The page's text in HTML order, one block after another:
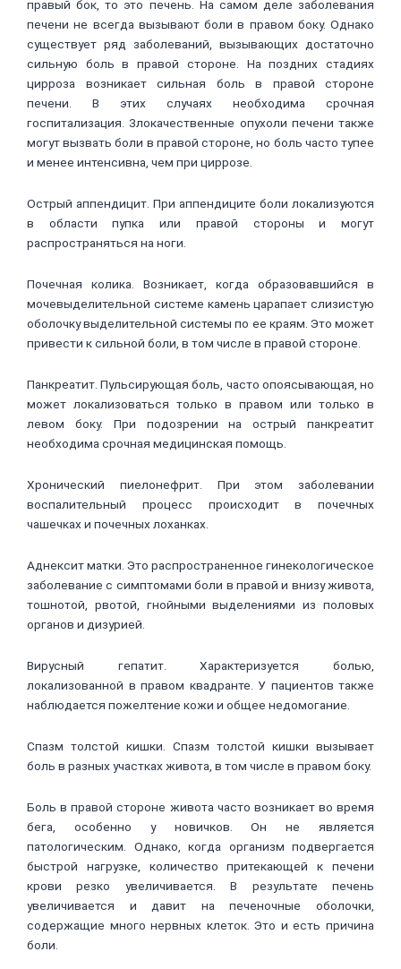
правый бок, то это печень. На самом деле заболевания
печени не всегда вызывают боли в правом боку. Однако
существует ряд заболеваний, вызывающих достаточно
сильную боль в правой стороне. На поздних стадиях
цирроза возникает сильная боль в правой стороне
печени. В этих случаях необходима срочная
госпитализация. Злокачественные опухоли печени также
могут вызвать боли в правой стороне, но боль часто тупее
и менее интенсивна, чем при циррозе.
Острый аппендицит. При аппендиците боли локализуются
в области пупка или правой стороны и могут
распространяться на ноги.
Почечная колика. Возникает, когда образовавшийся в
мочевыделительной системе камень царапает слизистую
оболочку выделительной системы по ее краям. Это может
привести к сильной боли, в том числе в правой стороне.
Панкреатит. Пульсирующая боль, часто опоясывающая, но
может локализоваться только в правом или только в
левом боку. При подозрении на острый панкреатит
необходима срочная медицинская помощь.
Хронический пиелонефрит. При этом заболевании
воспалительный процесс происходит в почечных
чашечках и почечных лоханках.
Аднексит матки. Это распространенное гинекологическое
заболевание с симптомами боли в правой и внизу живота,
тошнотой, рвотой, гнойными выделениями из половых
органов и дизурией.
Вирусный гепатит. Характеризуется болью,
локализованной в правом квадранте. У пациентов также
наблюдается пожелтение кожи и общее недомогание.
Спазм толстой кишки. Спазм толстой кишки вызывает
боль в разных участках живота, в том числе в правом боку.
Боль в правой стороне живота часто возникает во время
бега, особенно у новичков. Он не является
патологическим. Однако, когда организм подвергается
быстрой нагрузке, количество притекающей к печени
крови резко увеличивается. В результате печень
увеличивается и давит на печеночные оболочки,
содержащие много нервных клеток. Это и есть причина
боли.